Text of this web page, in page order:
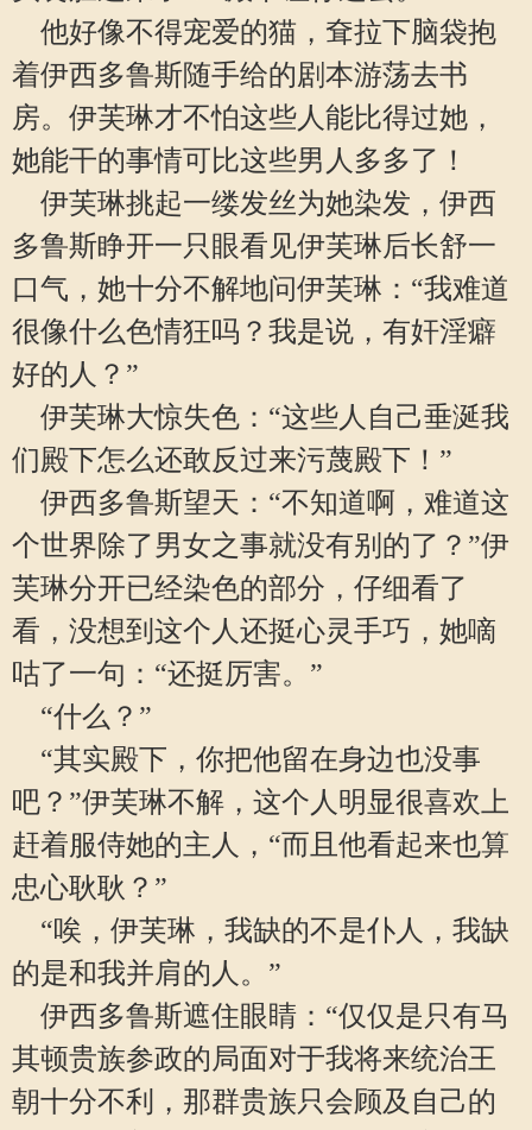
他好像不得宠爱的猫，耷拉下脑袋抱
着伊西多鲁斯随手给的剧本游荡去书
房。伊芙琳才不怕这些人能比得过她，
她能干的事情可比这些男人多多了！
伊芙琳挑起一缕发丝为她染发，伊西
多鲁斯睁开一只眼看见伊芙琳后长舒一
口气，她十分不解地问伊芙琳：“我难道
很像什么色情狂吗？我是说，有奸淫癖
好的人？”
伊芙琳大惊失色：“这些人自己垂涎我
们殿下怎么还敢反过来污蔑殿下！”
伊西多鲁斯望天：“不知道啊，难道这
个世界除了男女之事就没有别的了？”伊
芙琳分开已经染色的部分，仔细看了
看，没想到这个人还挺心灵手巧，她嘀
咕了一句：“还挺厉害。”
“什么？”
“其实殿下，你把他留在身边也没事
吧？”伊芙琳不解，这个人明显很喜欢上
赶着服侍她的主人，“而且他看起来也算
忠心耿耿？”
“唉，伊芙琳，我缺的不是仆人，我缺
的是和我并肩的人。”
伊西多鲁斯遮住眼睛：“仅仅是只有马
其顿贵族参政的局面对于我将来统治王
朝十分不利，那群贵族只会顾及自己的